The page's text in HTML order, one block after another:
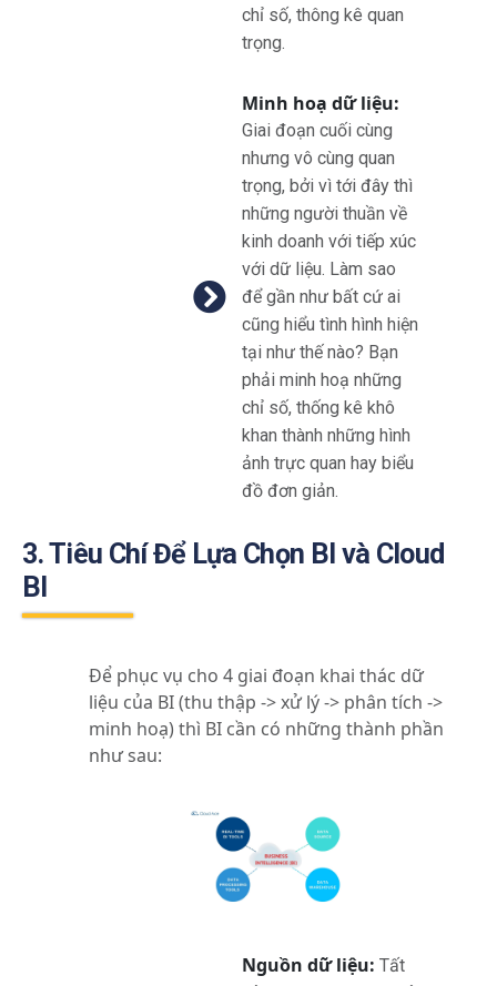
chỉ số, thông kê quan
trọng.
Minh hoạ dữ liệu:
Giai đoạn cuối cùng
nhưng vô cùng quan
trọng, bởi vì tới đây thì
những người thuần về
kinh doanh với tiếp xúc
với dữ liệu. Làm sao
để gần như bất cứ ai
cũng hiểu tình hình hiện
tại như thế nào? Bạn
phải minh hoạ những
chỉ số, thống kê khô
khan thành những hình
ảnh trực quan hay biểu
đồ đơn giản.
3. Tiêu Chí Để Lựa Chọn BI và Cloud
BI
Để phục vụ cho 4 giai đoạn khai thác dữ
liệu của BI (thu thập -> xử lý -> phân tích ->
minh hoạ) thì BI cần có những thành phần
như sau:
Nguồn dữ liệu: Tất